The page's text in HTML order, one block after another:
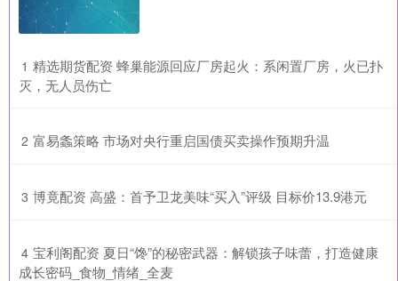
1 ​精选期货配资 蜂巢能源回应厂房起火：系闲置厂房，火已扑
灭，无人员伤亡
2 ​富易螽策略 市场对央行重启国债买卖操作预期升温
3 ​博竟配资 高盛：首予卫龙美味“买入”评级 目标价13.9港元
4 ​宝利阁配资 夏日“馋”的秘密武器：解锁孩子味蕾，打造健康
成长密码_食物_情绪_全麦